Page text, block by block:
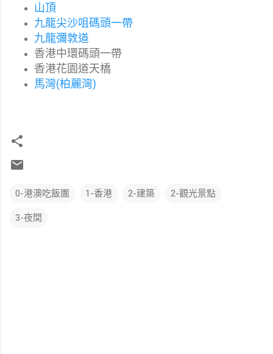
山頂
九龍尖沙咀碼頭一帶
九龍彌敦道
香港中環碼頭一帶
香港花園道天橋
馬灣(柏麗灣)
0-港澳吃飯團 1-香港 2-建築 2-觀光景點
3-夜間